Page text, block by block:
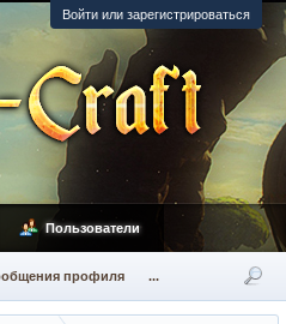
Войти или зарегистрироваться
Пользователи
профиля ...